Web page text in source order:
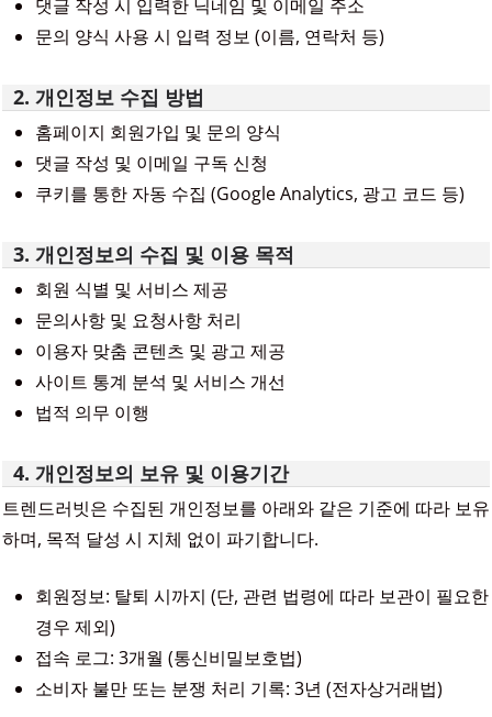
댓글 작성 시 입력한 닉네임 및 이메일 주소
문의 양식 사용 시 입력 정보 (이름, 연락처 등)
2. 개인정보 수집 방법
홈페이지 회원가입 및 문의 양식
댓글 작성 및 이메일 구독 신청
쿠키를 통한 자동 수집 (Google Analytics, 광고 코드 등)
3. 개인정보의 수집 및 이용 목적
회원 식별 및 서비스 제공
문의사항 및 요청사항 처리
이용자 맞춤 콘텐츠 및 광고 제공
사이트 통계 분석 및 서비스 개선
법적 의무 이행
4. 개인정보의 보유 및 이용기간
트렌드러빗은 수집된 개인정보를 아래와 같은 기준에 따라 보유
하며, 목적 달성 시 지체 없이 파기합니다.
회원정보: 탈퇴 시까지 (단, 관련 법령에 따라 보관이 필요한
경우 제외)
접속 로그: 3개월 (통신비밀보호법)
소비자 불만 또는 분쟁 처리 기록: 3년 (전자상거래법)